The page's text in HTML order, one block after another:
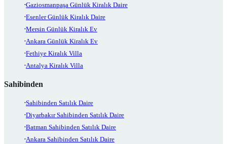
Gaziosmanpaşa Günlük Kiralık Daire
Esenler Günlük Kiralık Daire
Mersin Günlük Kiralık Ev
Ankara Günlük Kiralık Ev
Fethiye Kiralık Villa
Antalya Kiralık Villa
Sahibinden
Sahibinden Satılık Daire
Diyarbakır Sahibinden Satılık Daire
Batman Sahibinden Satılık Daire
Ankara Sahibinden Satılık Daire